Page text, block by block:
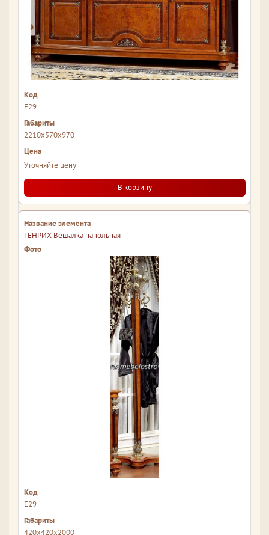
Е29
2210x570x970
Уточняйте цену
В корзину
ГЕНРИХ Вешалка напольная
Е29
420x420x2000